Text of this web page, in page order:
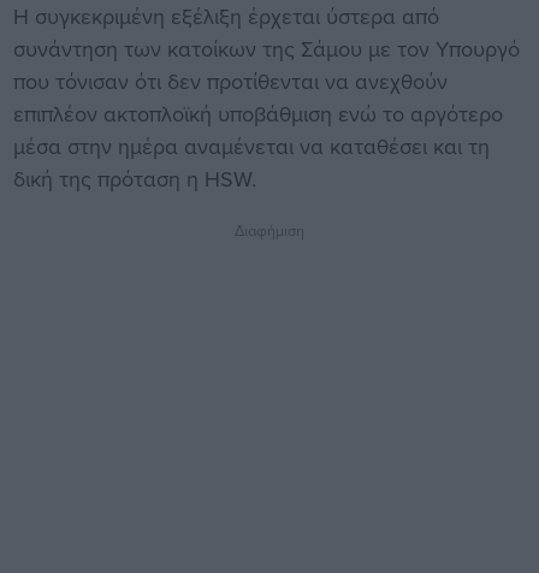
Η συγκεκριμένη εξέλιξη έρχεται ύστερα από
συνάντηση των κατοίκων της Σάμου με τον Υπουργό
που τόνισαν ότι δεν προτίθενται να ανεχθούν
επιπλέον ακτοπλοϊκή υποβάθμιση ενώ το αργότερο
μέσα στην ημέρα αναμένεται να καταθέσει και τη
δική της πρόταση η HSW.
Διαφήμιση